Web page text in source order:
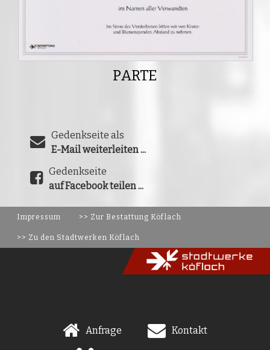
PARTE
Gedenkseite als
E-Mail weiterleiten ...
Gedenkseite
auf Facebook teilen ...
Impressum >> Zur Bestattung Köflach
>> Zu den Stadtwerken Köflach
Anfrage Kontakt